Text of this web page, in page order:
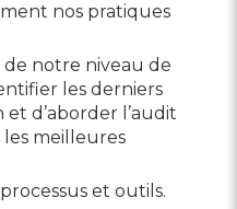
nos pratiques
de notre niveau de
les derniers
et d’aborder l’audit
meilleures
et outils.